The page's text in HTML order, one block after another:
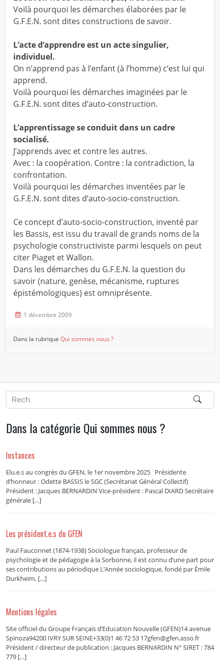
Voilà pourquoi les démarches élaborées par le
G.F.E.N. sont dites constructions de savoir.
L’acte d’apprendre est un acte singulier,
individuel.
On n’apprend pas à l’enfant (à l’homme) c’est lui qui
apprend.
Voilà pourquoi les démarches imaginées par le
G.F.E.N. sont dites d’auto-construction.
L’apprentissage se conduit dans un cadre
socialisé.
J’apprends avec et contre les autres.
Avec : la coopération. Contre : la contradiction, la
confrontation.
Voilà pourquoi les démarches inventées par le
G.F.E.N. sont dites d’auto-socio-construction.
Ce concept d’auto-socio-construction, inventé par
les Bassis, est issu du travail de grands noms de la
psychologie constructiviste parmi lesquels on peut
citer Piaget et Wallon.
Dans les démarches du G.F.E.N. la question du
savoir (nature, genèse, mécanisme, ruptures
épistémologiques) est omniprésente.
1 décembre 2009
Dans la rubriqueQui sommes nous ?
Dans la catégorie Qui sommes nous ?
Instances
Elu.e.s au congrès du GFEN, le 1er novembre 2025 Présidente
d’honneur : Odette BASSIS le SGC (Secrétariat Général Collectif)
Président : Jacques BERNARDIN Vice-président : Pascal DIARD Secrétaire
générale […]
Les président.e.s du GFEN
Paul Fauconnet (1874-1938) Sociologue français, professeur de
psychologie et de pédagogie à la Sorbonne, il est connu d’une part pour
ses contributions au périodique L’Année sociologique, fondé par Émile
Durkheim, […]
Mentions légales
Site officiel du Groupe Français d’Education Nouvelle (GFEN)14 avenue
Spinoza94200 IVRY SUR SEINE+33(0)1 46 72 53 17gfen@gfen.asso.fr
Président / directeur de publication : Jacques BERNARDIN N° SIRET : 784
779 […]